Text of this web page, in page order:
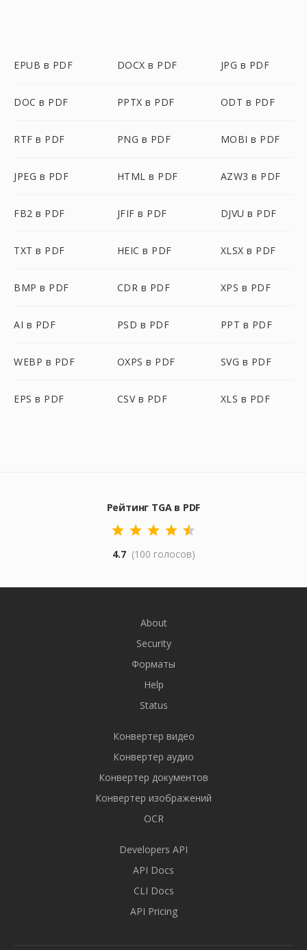
EPUB в PDF DOCX в PDF JPG в PDF
DOC в PDF PPTX в PDF ODT в PDF
RTF в PDF PNG в PDF MOBI в PDF
JPEG в PDF HTML в PDF AZW3 в PDF
FB2 в PDF JFIF в PDF DJVU в PDF
TXT в PDF HEIC в PDF XLSX в PDF
BMP в PDF CDR в PDF XPS в PDF
AI в PDF PSD в PDF PPT в PDF
WEBP в PDF OXPS в PDF SVG в PDF
EPS в PDF CSV в PDF XLS в PDF
Рейтинг TGA в PDF
4.7 (100 голосов)
About
Security
Форматы
Help
Status
Конвертер видео
Конвертер аудио
Конвертер документов
Конвертер изображений
OCR
Developers API
API Docs
CLI Docs
API Pricing